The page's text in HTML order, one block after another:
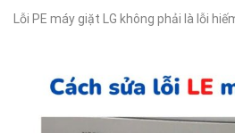
Lỗi PE máy giặt LG không phải là lỗi